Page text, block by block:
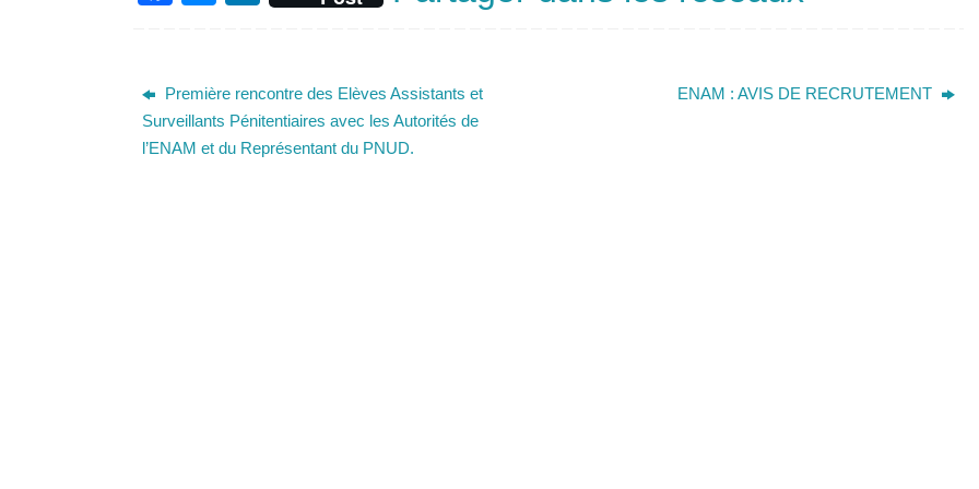
e
b
o
e
n
g
e
dI
n
Première rencontre des Elèves Assistants et
Surveillants Pénitentiaires avec les Autorités de
l’ENAM et du Représentant du PNUD.
ENAM : AVIS DE RECRUTEMENT